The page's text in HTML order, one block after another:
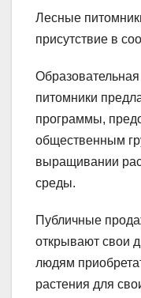
Лесные
присутствие в
питомники
программы,
общественным
выращивании
среды.
Публичные
открывают свои
людям
растения для